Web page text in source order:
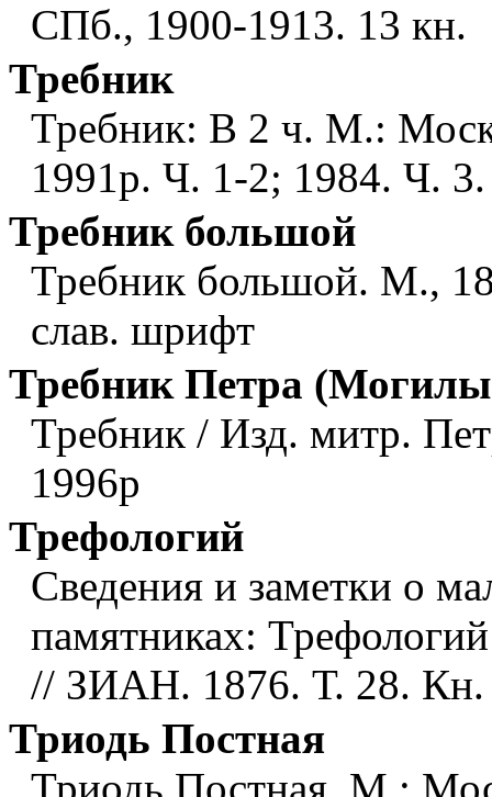
СПб., 1900-1913. 13 кн.
Требник
Требник: В 2 ч. М.:
1991р. Ч. 1-2; 1984. Ч.
Требник большой
Требник большой. М.,
слав. шрифт
Требник Петра
Требник / Изд. митр.
1996р
Трефологий
Сведения и заметки о
памятниках:
// ЗИАН. 1876. Т. 28.
Триодь Постная